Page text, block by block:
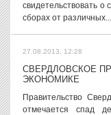
свидетельствовать
сборах от различных...
27.08.2013, 12:28
СВЕРДЛОВСКОЕ
ЭКОНОМИКЕ
Правительство
отмечается спад